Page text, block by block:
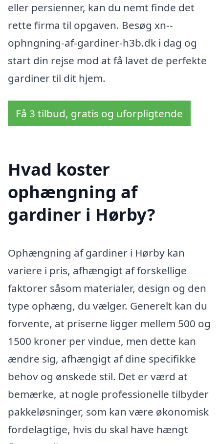
eller persienner, kan du nemt finde det
rette firma til opgaven. Besøg xn--
ophngning-af-gardiner-h3b.dk i dag og
start din rejse mod at få lavet de perfekte
gardiner til dit hjem.
Få 3 tilbud, gratis og uforpligtende
Hvad koster
ophængning af
gardiner i Hørby?
Ophængning af gardiner i Hørby kan
variere i pris, afhængigt af forskellige
faktorer såsom materialer, design og den
type ophæng, du vælger. Generelt kan du
forvente, at priserne ligger mellem 500 og
1500 kroner per vindue, men dette kan
ændre sig, afhængigt af dine specifikke
behov og ønskede stil. Det er værd at
bemærke, at nogle professionelle tilbyder
pakkeløsninger, som kan være økonomisk
fordelagtige, hvis du skal have hængt